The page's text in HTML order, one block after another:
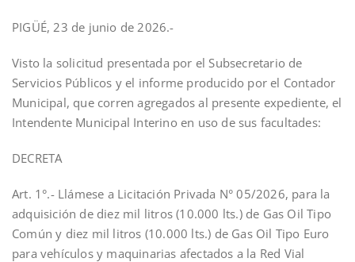
PIGÜÉ, 23 de junio de 2026.-
Visto la solicitud presentada por el Subsecretario de
Servicios Públicos y el informe producido por el Contador
Municipal, que corren agregados al presente expediente, el
Intendente Municipal Interino en uso de sus facultades:
DECRETA
Art. 1°.- Llámese a Licitación Privada N° 05/2026, para la
adquisición de diez mil litros (10.000 lts.) de Gas Oil Tipo
Común y diez mil litros (10.000 lts.) de Gas Oil Tipo Euro
para vehículos y maquinarias afectados a la Red Vial